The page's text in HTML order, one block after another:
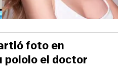
foto en
pololo el doctor